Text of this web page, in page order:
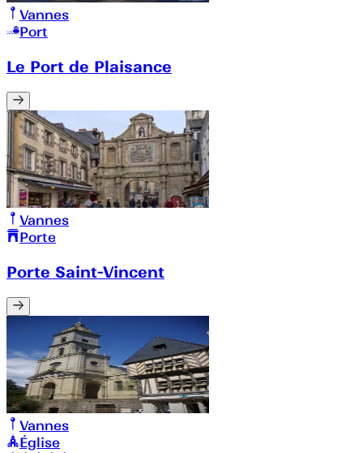
Vannes
Port
Le Port de Plaisance
Vannes
Porte
Porte Saint-Vincent
Vannes
Église